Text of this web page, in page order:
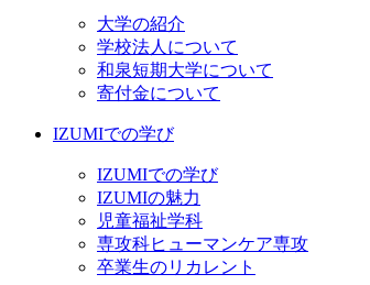
大学の紹介
学校法人について
和泉短期大学について
寄付金について
IZUMIでの学び
IZUMIでの学び
IZUMIの魅力
児童福祉学科
専攻科ヒューマンケア専攻
卒業生のリカレント